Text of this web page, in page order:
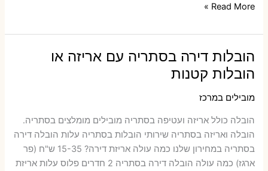
הובלות
במצליח
אריזה
או
הובלות
Read More »
הובלות דירה בסתריה עם אריזה או
הובלות קטנות
מובילים במרכז
הובלה כולל אריזה ועטיפה בסתריה ‫מובילים מומלצים בסתריה.
הובלה ואריזה בסתריה שירותי הובלות בסתריה עלות הובלה דירה
בסתריה במחירון שלנו כמה עולה אריזת דירה​? 15-35 ש"ח (פר
ארגז) כמה עולה הובלה דירה בסתריה 2 חדרים פלוס עלות אריזת